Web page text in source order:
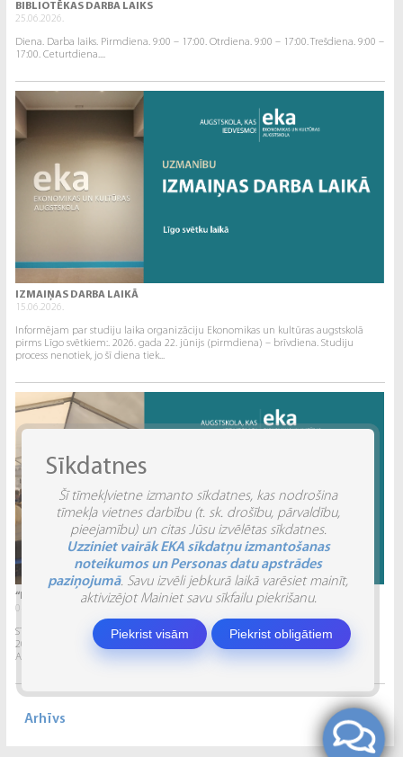
BIBLIOTĒKAS DARBA LAIKS
25.06.2026.
Diena. Darba laiks. Pirmdiena. 9:00 – 17:00. Otrdiena. 9:00 – 17:00. Trešdiena. 9:00 –
17:00. Ceturtdiena....
IZMAIŅAS DARBA LAIKĀ
15.06.2026.
Informējam par studiju laika organizāciju Ekonomikas un kultūras augstskolā
pirms Līgo svētkiem:. 2026. gada 22. jūnijs (pirmdiena) – brīvdiena. Studiju
process nenotiek, jo šī diena tiek...
“INVENTIO 2026” ATSKATS
04.06.2026.
STUDĒJOŠO STARPTAUTISKĀ ZINĀTNISKI PRAKTISKĀ KONFERENCE “INVENTIO 2026”.
2026. gada 29. un 30. maijā Ekonomikas un kultūras augstskola sadarbībā ar
Alberta Koledžu organizēja Studējošo...
Arhīvs
Sīkdatnes
Šī tīmekļvietne izmanto sīkdatnes, kas nodrošina
tīmekļa vietnes darbību (t. sk. drošību, pārvaldību,
pieejamību) un citas Jūsu izvēlētas sīkdatnes.
Uzziniet vairāk EKA sīkdatņu izmantošanas
noteikumos un Personas datu apstrādes
paziņojumā. Savu izvēli jebkurā laikā varēsiet mainīt,
aktivizējot Mainiet savu sīkfailu piekrišanu.
Piekrist visām Piekrist obligātiem